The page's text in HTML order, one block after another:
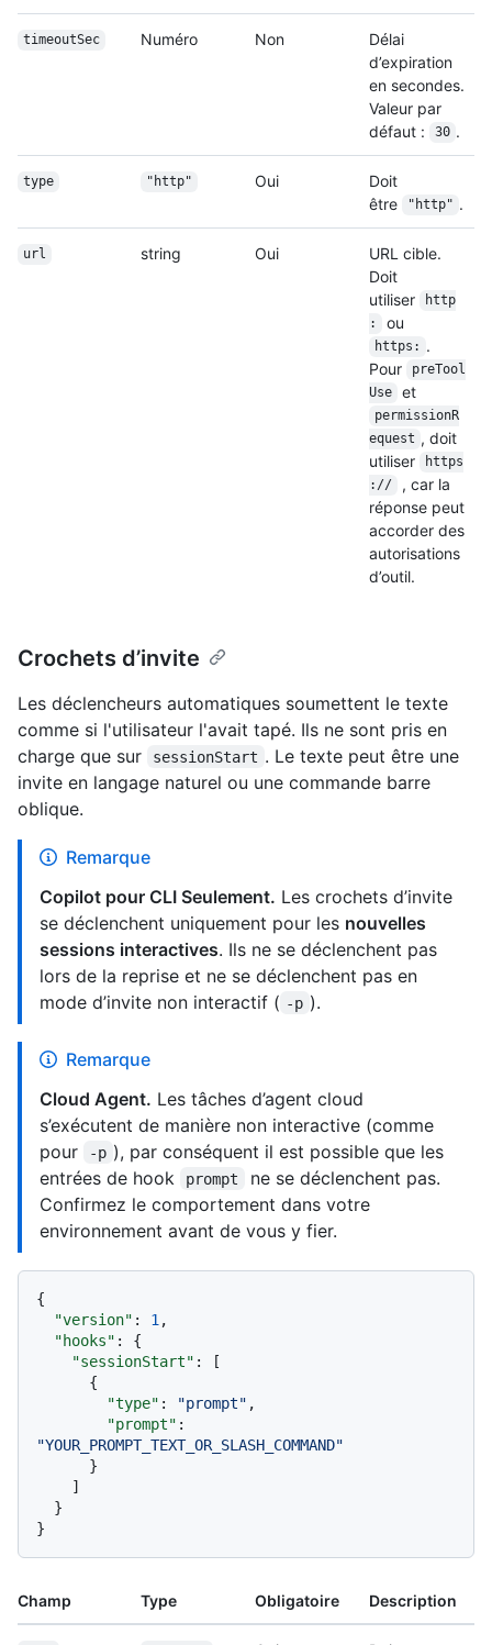
timeoutSec Numéro Non
Délai
d’expiration
en secondes.
Valeur par
défaut :
30 .
type "http" Oui
Doit
être
"http" .
url string Oui
URL cible.
Doit
utiliser
http
:
ou
https: .
Pour
preTool
Use
et
permissionR
equest , doit
utiliser
https
://
, car la
réponse peut
accorder des
autorisations
d’outil.
Crochets d’invite
Les déclencheurs automatiques soumettent le texte
comme si l'utilisateur l'avait tapé. Ils ne sont pris en
charge que sur
sessionStart . Le texte peut être une
invite en langage naturel ou une commande barre
oblique.
Remarque
Copilot pour CLI Seulement. Les crochets d’invite
se déclenchent uniquement pour les nouvelles
sessions interactives. Ils ne se déclenchent pas
lors de la reprise et ne se déclenchent pas en
mode d’invite non interactif ( -p ).
Remarque
Cloud Agent. Les tâches d’agent cloud
s’exécutent de manière non interactive (comme
pour
-p ), par conséquent il est possible que les
entrées de hook
prompt
ne se déclenchent pas.
Confirmez le comportement dans votre
environnement avant de vous y fier.
{
"version" : 1 ,
"hooks" :
{
"sessionStart" :
[
{
"type" : "prompt" ,
"prompt" :
"YOUR_PROMPT_TEXT_OR_SLASH_COMMAND"
}
]
}
}
Champ Type Obligatoire Description